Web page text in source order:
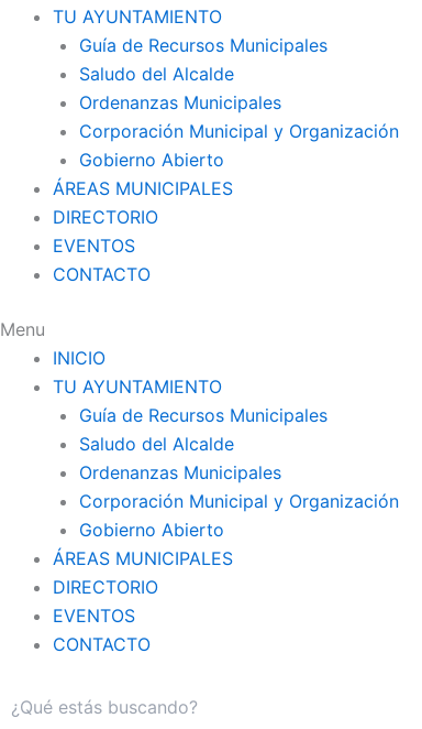
TU AYUNTAMIENTO
Guía de Recursos Municipales
Saludo del Alcalde
Ordenanzas Municipales
Corporación Municipal y Organización
Gobierno Abierto
ÁREAS MUNICIPALES
DIRECTORIO
EVENTOS
CONTACTO
Menu
INICIO
TU AYUNTAMIENTO
Guía de Recursos Municipales
Saludo del Alcalde
Ordenanzas Municipales
Corporación Municipal y Organización
Gobierno Abierto
ÁREAS MUNICIPALES
DIRECTORIO
EVENTOS
CONTACTO